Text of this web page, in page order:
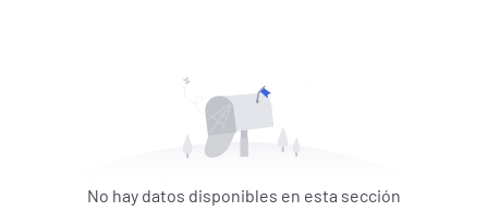
No hay datos disponibles en esta sección